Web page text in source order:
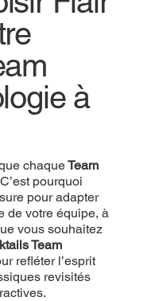
à
chaqueTeam
pourquoi
pour adapter
de votre équipe, à
vous souhaitez
Team
refléter l’esprit
revisités